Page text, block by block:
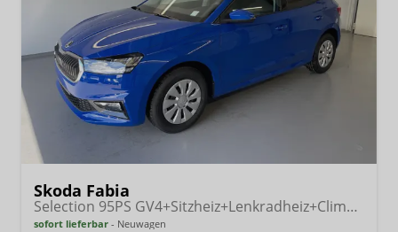
Skoda Fabia
Selection 95PS GV4+Sitzheiz+Lenkradheiz+Climatronic+Sunset+AppConnect+PDC
sofort lieferbar Neuwagen